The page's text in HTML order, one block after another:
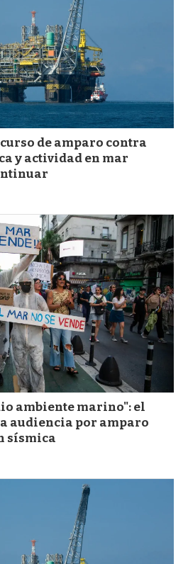
de amparo contra
y actividad en mar
ambiente marino": el
audiencia por amparo
sísmica